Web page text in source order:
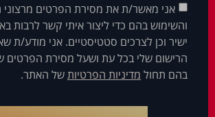
אני מאשר/ת את מסירת הפרטים מרצוני
והשימוש בהם כדי ליצור איתי קשר לרבות
ישיר וכן לצרכים סטטיסטיים. אני מודע/ת
הרישום שלי בכל עת ושעל מסירת הפרטים
בהם תחול מדיניות הפרטיותשל האתר.